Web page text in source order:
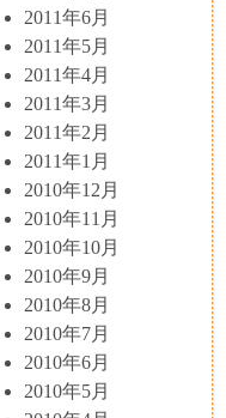
2011年6月
2011年5月
2011年4月
2011年3月
2011年2月
2011年1月
2010年12月
2010年11月
2010年10月
2010年9月
2010年8月
2010年7月
2010年6月
2010年5月